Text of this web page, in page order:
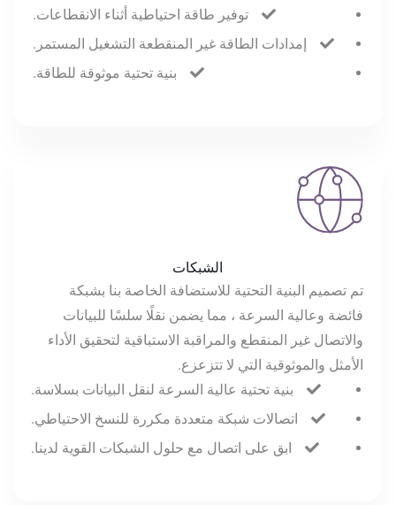
توفير طاقة احتياطية أثناء الانقطاعات.
إمدادات الطاقة غير المنقطعة التشغيل المستمر.
بنية تحتية موثوقة للطاقة.
الشبكات
تم تصميم البنية التحتية للاستضافة الخاصة بنا بشبكة
فائضة وعالية السرعة ، مما يضمن نقلًا سلسًا للبيانات
والاتصال غير المنقطع والمراقبة الاستباقية لتحقيق الأداء
الأمثل والموثوقية التي لا تتزعزع.
بنية تحتية عالية السرعة لنقل البيانات بسلاسة.
اتصالات شبكة متعددة مكررة للنسخ الاحتياطي.
ابق على اتصال مع حلول الشبكات القوية لدينا.